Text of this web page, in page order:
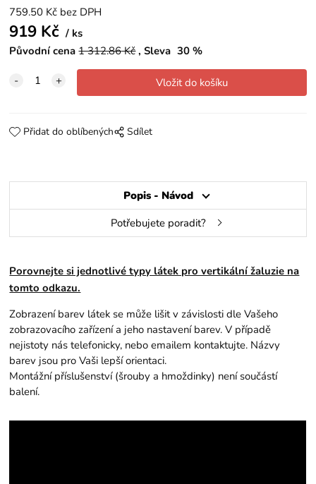
759.50 Kč bez DPH
919 Kč
ks
Původní cena 1 312.86Kč Sleva 30 %
Přidat do oblíbených Sdílet
Popis - Návod
Potřebujete poradit?
Porovnejte si jednotlivé typy látek pro vertikální žaluzie na
tomto odkazu.
Zobrazení barev látek se může lišit v závislosti dle Vašeho
zobrazovacího zařízení a jeho nastavení barev. V případě
nejistoty nás telefonicky, nebo emailem kontaktujte. Názvy
barev jsou pro Vaši lepší orientaci.
Montážní příslušenství (šrouby a hmoždinky) není součástí
balení.